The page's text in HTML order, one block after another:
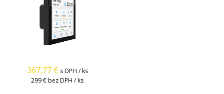
367,77 € s DPH / ks
299 €bez DPH / ks